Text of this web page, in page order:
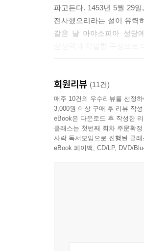
파고든다. 1453년 5월 29
전사했으리라는 설이 유력
같은 날 아야소피아 성당
단 한 편의 소설로 추리
이스탄불 여행기 『걸어서
증명한 바 있다.
그의 해박한 역사 지식과
현장으로 되살려 놓는다.
『스네이크 스톤』은 역
저자의 능수능란한 묘사
회원리뷰 (11건)
매주 10건의 우수리뷰를 선정
3,000원 이상 구매 후 리뷰 작성
eBook은 다운로드 후 작성한
클래스는 첫번째 회차 주문확
사락 독서모임으로 진행된 클
eBook 페이백, CD/LP, DVD/